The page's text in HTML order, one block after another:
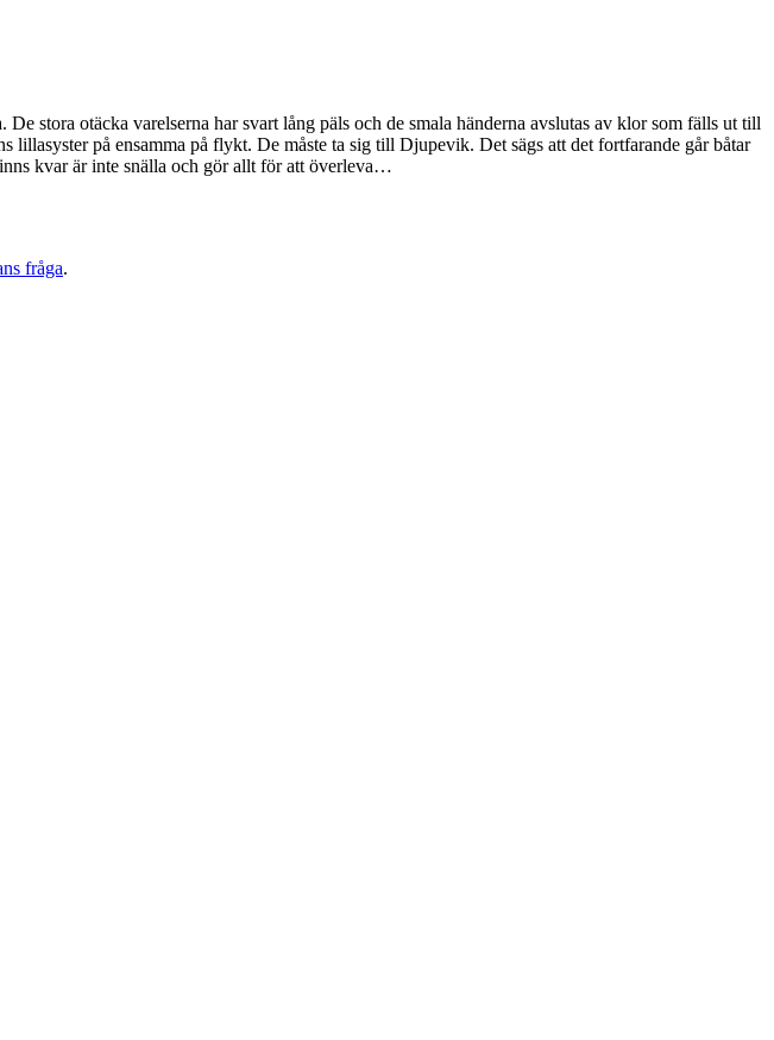
stora otäcka varelserna har svart lång päls och de smala händerna avslutas av klor som fälls ut till
på ensamma på flykt. De måste ta sig till Djupevik. Det sägs att det fortfarande går båtar
kvar är inte snälla och gör allt för att överleva…
fråga.